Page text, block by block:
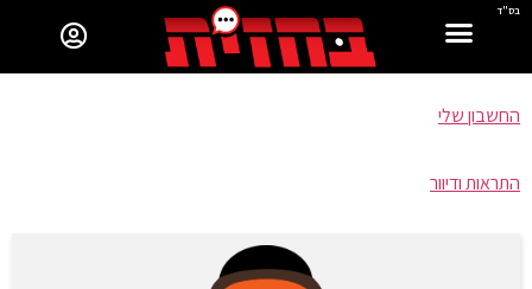
בס"ד
החשבון שלי
התראות ודיוור